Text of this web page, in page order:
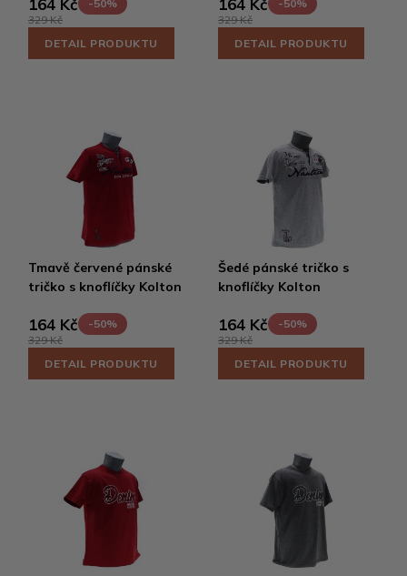
-50%
329 Kč
DETAIL PRODUKTU
-50%
329 Kč
DETAIL PRODUKTU
Tmavě červené pánské
tričko s knoflíčky Kolton
164 Kč
-50%
329 Kč
DETAIL PRODUKTU
Šedé pánské tričko s
knoflíčky Kolton
164 Kč
-50%
329 Kč
DETAIL PRODUKTU